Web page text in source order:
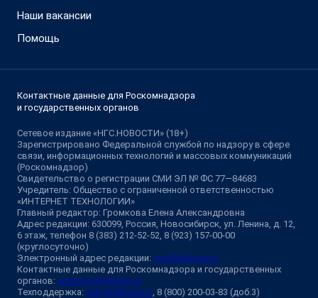
Наши вакансии
Помощь
Контактные данные для Роскомнадзора
и государственных органов
Сетевое издание «НГС.НОВОСТИ» (18+)
Зарегистрировано Федеральной службой по надзору в сфере
связи, информационных технологий и массовых коммуникаций
(Роскомнадзор)
Свидетельство о регистрации СМИ ЭЛ № ФС 77—84683
Учредитель: Общество с ограниченной ответственностью
«ИНТЕРНЕТ ТЕХНОЛОГИИ»
Главный редактор: Громкова Елена Александровна
Адрес редакции: 630099, Россия, Новосибирск, ул. Ленина, д. 12,
6 этаж, телефон 8 (383) 212-52-52, 8 (923) 157-00-00
(круглосуточно)
Электронный адрес редакции: ngs@shkulev.ru
Контактные данные для Роскомнадзора и государственных
органов: juristnsk@shkulev.ru
Техподдержка: help@shkulev.ru , 8 (800) 200-03-83 (доб.3)